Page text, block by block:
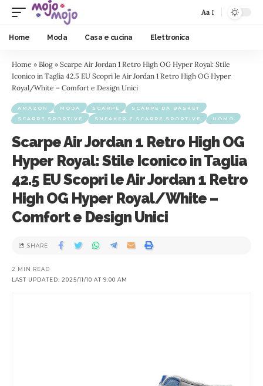
Aa
Home Moda Casa e cucina Elettronica
Home » Blog » Scarpe Air Jordan 1 Retro High OG Hyper Royal: Stile
Iconico in Taglia 42.5 EU Scopri le Air Jordan 1 Retro High OG Hyper
Royal/White – Comfort e Design Unici
AMAZON MODA SCARPE
SCARPE DA BASKET
SCARPE SPORTIVE
SNEAKER E SCARPE SPORTIVE UOMO
Scarpe Air Jordan 1 Retro High OG
Hyper Royal: Stile Iconico in Taglia
42.5 EU Scopri le Air Jordan 1 Retro
High OG Hyper Royal/White –
Comfort e Design Unici
LAST UPDATED: 2025/11/10 AT 9:00 AM
2 MIN READ
SHARE